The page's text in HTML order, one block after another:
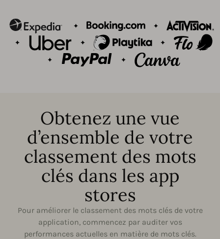
Obtenez une vue
d’ensemble de votre
classement des mots
clés dans les app
stores
Pour améliorer le classement des mots clés de votre
application, commencez par auditer vos
performances actuelles en matière de mots clés.